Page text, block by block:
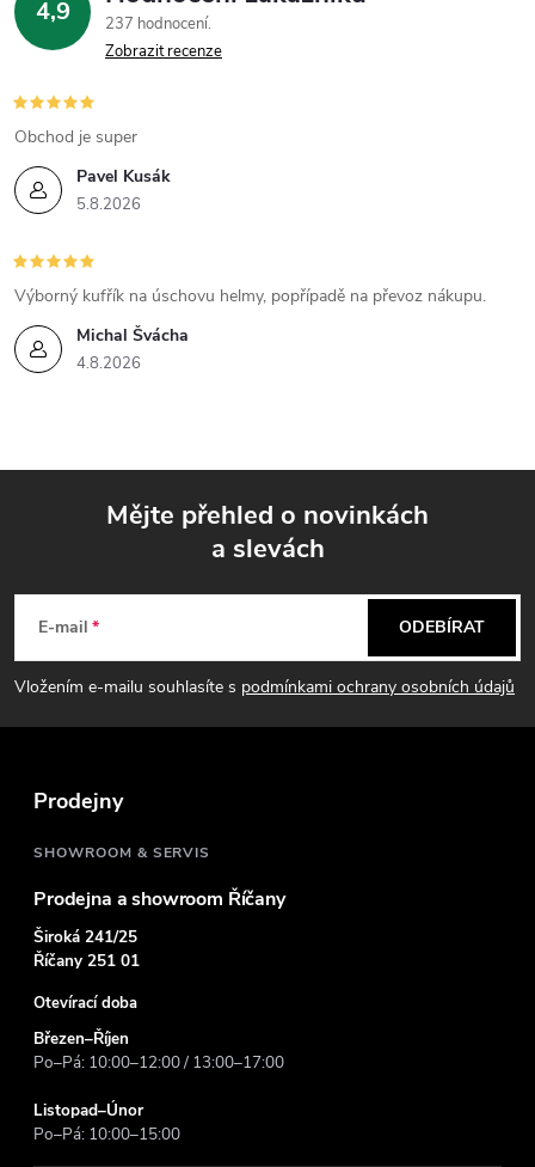
4,9
237 hodnocení
Zobrazit recenze
Pavel Kusák
5.8.2026
Obchod je super
Michal Švácha
4.8.2026
Výborný kufřík na úschovu helmy, popřípadě na převoz nákupu.
p
a
Mějte přehled o novinkách
a slevách
E-mail
Vložením e-mailu souhlasíte s podmínkami ochrany osobních údajů
ODEBÍRAT
Prodejny
SHOWROOM & SERVIS
Prodejna a showroom Říčany
Široká 241/25
Říčany 251 01
Otevírací doba
Březen–Říjen
Po–Pá: 10:00–12:00 / 13:00–17:00
Listopad–Únor
Po–Pá: 10:00–15:00